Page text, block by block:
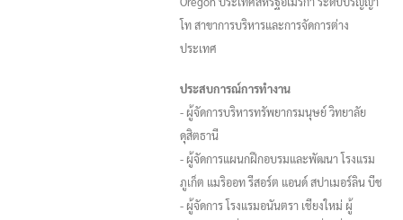
โท สาขาการบริหารและการจัดการต่าง
ประเทศ
ประสบการณ์การทำงาน
- ผู้จัดการบริหารทรัพยากรมนุษย์ วิทยาลัย
ดุสิตธานี
- ผู้จัดการแผนกฝึกอบรมและพัฒนา โรงแรม
ภูเก็ต แมริออท รีสอร์ต แอนด์ สปาเมอร์ลิน บีช
- ผู้จัดการ โรงแรมอนันตรา เชียงใหม่ ผู้